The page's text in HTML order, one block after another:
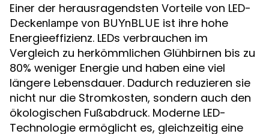
Einer der herausragendsten Vorteile von LED-
Deckenlampe von BUYnBLUE ist ihre hohe
Energieeffizienz. LEDs verbrauchen im
Vergleich zu herkömmlichen Glühbirnen bis zu
80% weniger Energie und haben eine viel
längere Lebensdauer. Dadurch reduzieren sie
nicht nur die Stromkosten, sondern auch den
ökologischen Fußabdruck. Moderne LED-
Technologie ermöglicht es, gleichzeitig eine